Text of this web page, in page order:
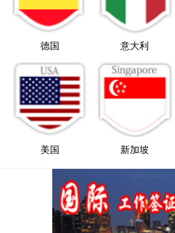
德国 意大利
美国 新加坡